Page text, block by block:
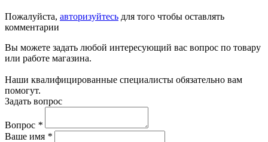
Пожалуйста, авторизуйтесь для того чтобы оставлять
комментарии
Вы можете задать любой интересующий вас вопрос по товару
или работе магазина.
Наши квалифицированные специалисты обязательно вам
помогут.
Задать вопрос
Вопрос *
Ваше имя *